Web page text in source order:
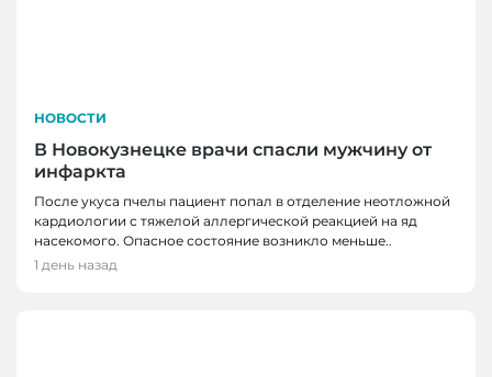
НОВОСТИ
В Новокузнецке врачи спасли мужчину от
инфаркта
После укуса пчелы пациент попал в отделение неотложной
кардиологии с тяжелой аллергической реакцией на яд
насекомого. Опасное состояние возникло меньше..
1 день назад